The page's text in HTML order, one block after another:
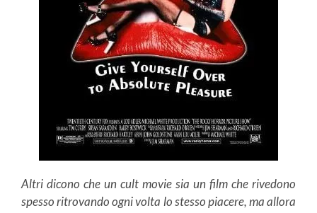
Altri dicono che un cult movie sia un film che rivedono
spesso ritrovando ogni volta lo stesso piacere, ma allora